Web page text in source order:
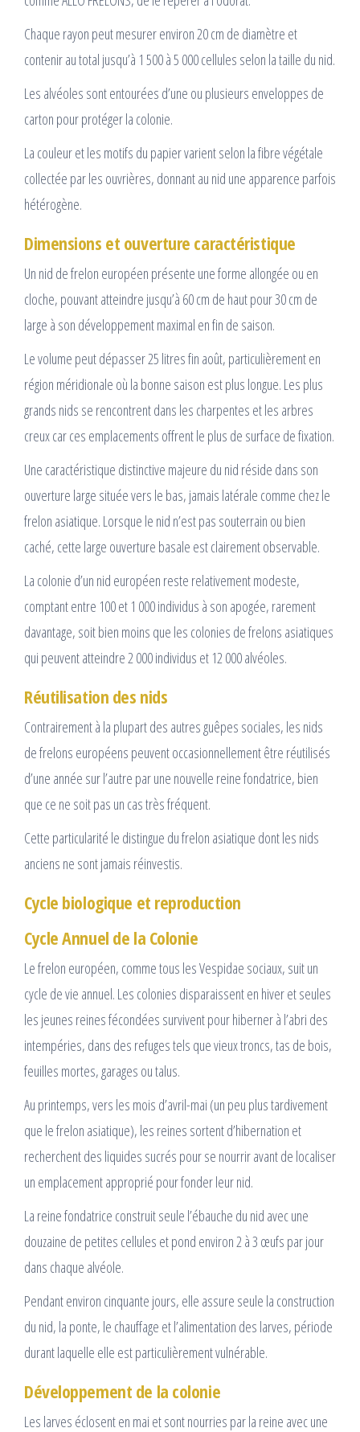
Chaque rayon peut mesurer environ 20 cm de diamètre et
contenir au total jusqu’à 1 500 à 5 000 cellules selon la taille du nid.
Les alvéoles sont entourées d’une ou plusieurs enveloppes de
carton pour protéger la colonie.
La couleur et les motifs du papier varient selon la fibre végétale
collectée par les ouvrières, donnant au nid une apparence parfois
hétérogène.
Dimensions et ouverture caractéristique
Un nid de frelon européen présente une forme allongée ou en
cloche, pouvant atteindre jusqu’à 60 cm de haut pour 30 cm de
large à son développement maximal en fin de saison.
Le volume peut dépasser 25 litres fin août, particulièrement en
région méridionale où la bonne saison est plus longue. Les plus
grands nids se rencontrent dans les charpentes et les arbres
creux car ces emplacements offrent le plus de surface de fixation.
Une caractéristique distinctive majeure du nid réside dans son
ouverture large située vers le bas, jamais latérale comme chez le
frelon asiatique. Lorsque le nid n’est pas souterrain ou bien
caché, cette large ouverture basale est clairement observable.
La colonie d’un nid européen reste relativement modeste,
comptant entre 100 et 1 000 individus à son apogée, rarement
davantage, soit bien moins que les colonies de frelons asiatiques
qui peuvent atteindre 2 000 individus et 12 000 alvéoles.
Réutilisation des nids
Contrairement à la plupart des autres guêpes sociales, les nids
de frelons européens peuvent occasionnellement être réutilisés
d’une année sur l’autre par une nouvelle reine fondatrice, bien
que ce ne soit pas un cas très fréquent.
Cette particularité le distingue du frelon asiatique dont les nids
anciens ne sont jamais réinvestis.
Cycle biologique et reproduction
Cycle Annuel de la Colonie
Le frelon européen, comme tous les Vespidae sociaux, suit un
cycle de vie annuel. Les colonies disparaissent en hiver et seules
les jeunes reines fécondées survivent pour hiberner à l’abri des
intempéries, dans des refuges tels que vieux troncs, tas de bois,
feuilles mortes, garages ou talus.
Au printemps, vers les mois d’avril-mai (un peu plus tardivement
que le frelon asiatique), les reines sortent d’hibernation et
recherchent des liquides sucrés pour se nourrir avant de localiser
un emplacement approprié pour fonder leur nid.
La reine fondatrice construit seule l’ébauche du nid avec une
douzaine de petites cellules et pond environ 2 à 3 œufs par jour
dans chaque alvéole.
Pendant environ cinquante jours, elle assure seule la construction
du nid, la ponte, le chauffage et l’alimentation des larves, période
durant laquelle elle est particulièrement vulnérable.
Développement de la colonie
Les larves éclosent en mai et sont nourries par la reine avec une